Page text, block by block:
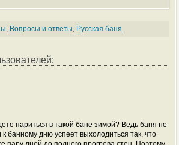
, Вопросы и ответы, Русская баня
париться в такой бане зимой? Ведь баня не
банному дню успеет выхолодиться так, что